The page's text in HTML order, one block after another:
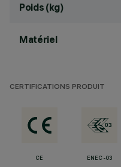
Poids (kg)
Matériel
CERTIFICATIONS PRODUIT
CE ENEC-03